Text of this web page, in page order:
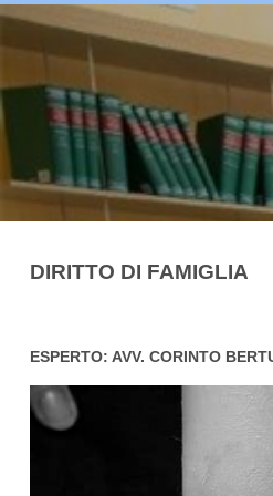
DIRITTO DI FAMIGLIA
ESPERTO: AVV. CORINTO